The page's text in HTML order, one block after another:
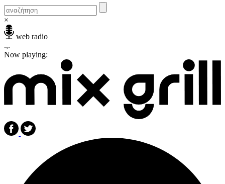
×
web radio
.,.
Now playing: